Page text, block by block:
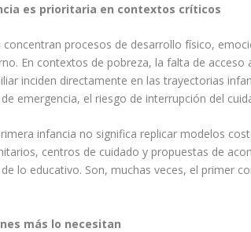
es prioritaria en contextos críticos
procesos de desarrollo físico,
En contextos de pobreza, la falta de acceso
inciden directamente en las trayectorias
emergencia, el riesgo de interrupción del
infancia no significa replicar modelos
centros de cuidado y propuestas de
lo educativo. Son, muchas veces, el primer
más lo necesitan